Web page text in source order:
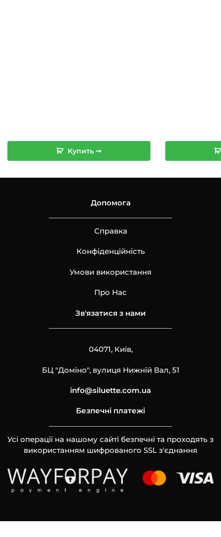
Купить ➞
Допомога
Справка
Конфіденційність
Умови використання
Про Нас
Зв'язатися з нами
04071, Київ,
БЦ "Доміно", вулиця Нижній Вал, 51
info@siluette.com.ua
Безпечні платежі
Усі операції на нашому сайті безпечні та проходять з
використанням шифрованого SSL з'єднання